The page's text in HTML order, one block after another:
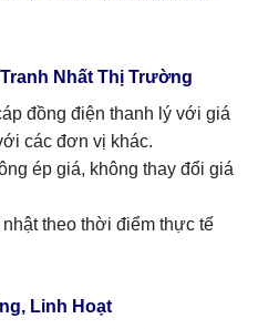
Nhất Thị Trường
đồng điện thanh lý với giá
các đơn vị khác.
ép giá, không thay đổi giá
theo thời điểm thực tế
Linh Hoạt